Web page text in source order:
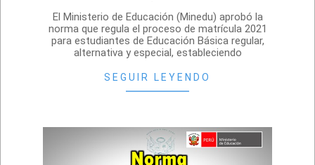
11-
11
El Ministerio de Educación (Minedu) aprobó la
norma que regula el proceso de matrícula 2021
para estudiantes de Educación Básica regular,
alternativa y especial, estableciendo
SEGUIR LEYENDO